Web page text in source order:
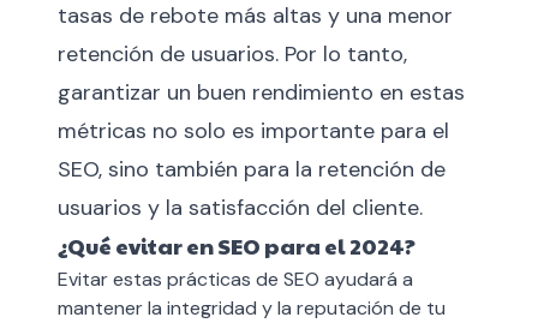
tasas de rebote más altas y una menor
retención de usuarios. Por lo tanto,
garantizar un buen rendimiento en estas
métricas no solo es importante para el
SEO, sino también para la retención de
usuarios y la satisfacción del cliente.
¿Qué evitar en SEO para el 2024?
Evitar estas prácticas de SEO ayudará a
mantener la integridad y la reputación de tu